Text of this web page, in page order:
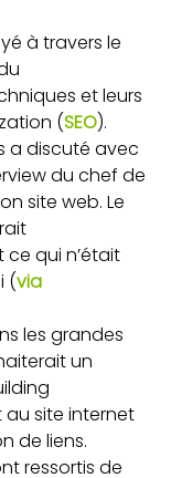
à travers le
et leurs
(SEO).
a discuté avec
du chef de
site web. Le
ce qui n’était
(via
les grandes
un
site internet
de liens.
ressortis de